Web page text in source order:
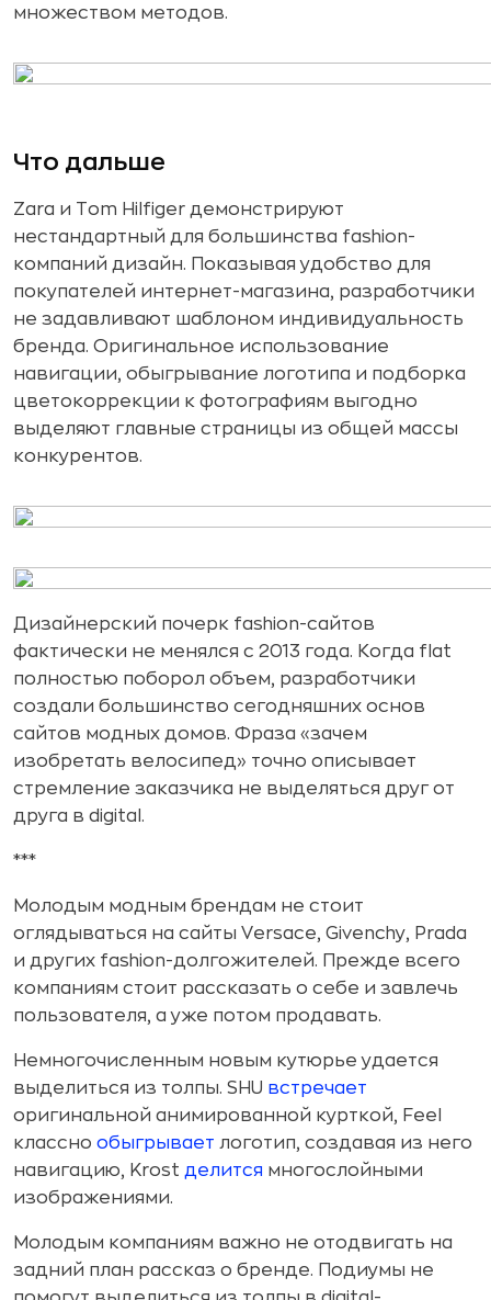
множеством методов.
Что дальше
Zara и Tom Hilfiger демонстрируют
нестандартный для большинства fashion-
компаний дизайн. Показывая удобство для
покупателей интернет-магазина, разработчики
не задавливают шаблоном индивидуальность
бренда. Оригинальное использование
навигации, обыгрывание логотипа и подборка
цветокоррекции к фотографиям выгодно
выделяют главные страницы из общей массы
конкурентов.
Дизайнерский почерк fashion-сайтов
фактически не менялся с 2013 года. Когда flat
полностью поборол объем, разработчики
создали большинство сегодняшних основ
сайтов модных домов. Фраза «зачем
изобретать велосипед» точно описывает
стремление заказчика не выделяться друг от
друга в digital.
***
Молодым модным брендам не стоит
оглядываться на сайты Versace, Givenchy, Prada
и других fashion-долгожителей. Прежде всего
компаниям стоит рассказать о себе и завлечь
пользователя, а уже потом продавать.
Немногочисленным новым кутюрье удается
выделиться из толпы. SHU встречает
оригинальной анимированной курткой, Feel
классно обыгрывает логотип, создавая из него
навигацию, Krost делится многослойными
изображениями.
Молодым компаниям важно не отодвигать на
задний план рассказ о бренде. Подиумы не